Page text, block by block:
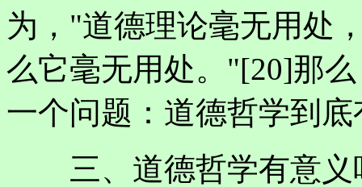
为，"道德理论毫无用处
么它毫无用处。"[20]那
一个问题：道德哲学到
三、道德哲学有意义